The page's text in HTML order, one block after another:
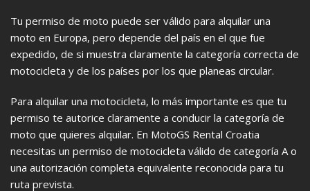
Tu permiso de moto puede ser válido para alquilar una
moto en Europa, pero depende del país en el que fue
expedido, de si muestra claramente la categoría correcta de
motocicleta y de los países por los que planeas circular.
Para alquilar una motocicleta, lo más importante es que tu
permiso te autorice claramente a conducir la categoría de
moto que quieres alquilar. En MotoGS Rental Croatia
necesitas un permiso de motocicleta válido de categoría A o
una autorización completa equivalente reconocida para tu
ruta prevista.